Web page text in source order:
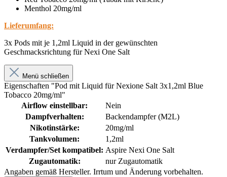
Menthol 20mg/ml
Lieferumfang:
3x Pods mit je 1,2ml Liquid in der gewünschten
Geschmacksrichtung für Nexi One Salt
Menü schließen
Eigenschaften "Pod mit Liquid für Nexione Salt 3x1,2ml Blue
Tobacco 20mg/ml"
Airflow einstellbar:
Nein
Dampfverhalten:
Backendampfer (M2L)
Nikotinstärke:
20mg/ml
Tankvolumen:
1,2ml
Verdampfer/Set kompatibel: Aspire Nexi One Salt
Zugautomatik:
nur Zugautomatik
Angaben gemäß Hersteller. Irrtum und Änderung vorbehalten.